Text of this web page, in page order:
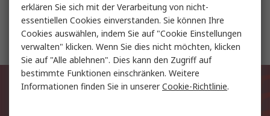
Taschenlampen und Inspektionslampen
Exklusiv für Sie unsere neuesten
erklären Sie sich mit der Verarbeitung von nicht-
essentiellen Cookies einverstanden. Sie können Ihre
Cookies auswählen, indem Sie auf "Cookie Einstellungen
verwalten" klicken. Wenn Sie dies nicht möchten, klicken
Sie auf "Alle ablehnen". Dies kann den Zugriff auf
bestimmte Funktionen einschränken. Weitere
Informationen finden Sie in unsererCookie-Richtlinie.